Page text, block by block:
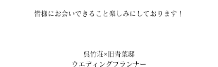
皆様にお会いできること楽しみにしております！
呉竹荘×旧青葉邸
ウエディングプランナー